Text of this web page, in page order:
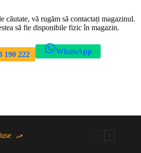
căutate, vă rugăm să contactați magazinul.
să fie disponibile fizic în magazin.
190 222 WhatsApp